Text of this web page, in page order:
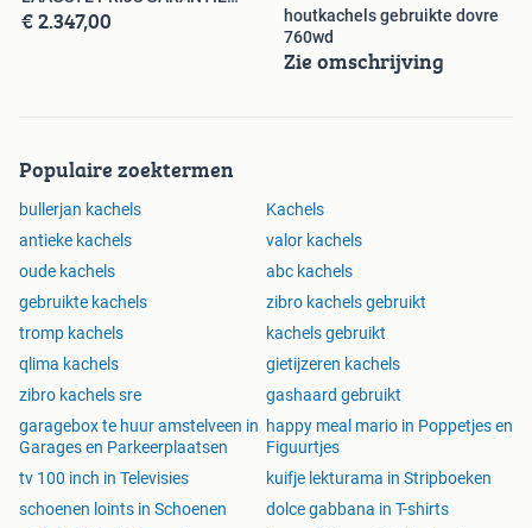
OP=OP
€ 2.347,00
houtkachels gebruikte dovre
760wd
Zie omschrijving
Populaire zoektermen
bullerjan kachels
Kachels
antieke kachels
valor kachels
oude kachels
abc kachels
gebruikte kachels
zibro kachels gebruikt
tromp kachels
kachels gebruikt
qlima kachels
gietijzeren kachels
zibro kachels sre
gashaard gebruikt
garagebox te huur amstelveen in
Garages en Parkeerplaatsen
happy meal mario in Poppetjes en
Figuurtjes
tv 100 inch in Televisies
kuifje lekturama in Stripboeken
schoenen loints in Schoenen
dolce gabbana in T-shirts